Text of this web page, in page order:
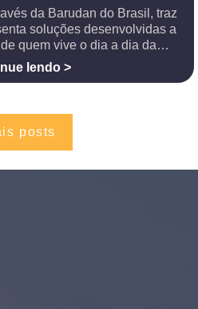
da Barudan do Brasil, traz
soluções desenvolvidas a
quem vive o dia a dia da
uma das mais tradicionais
lendo >
posts